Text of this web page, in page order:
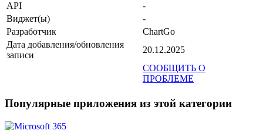
API
-
Виджет(ы)
-
Разработчик
ChartGo
Дата добавления/обновления
записи
20.12.2025
СООБЩИТЬ О
ПРОБЛЕМЕ
Популярные приложения из этой категории